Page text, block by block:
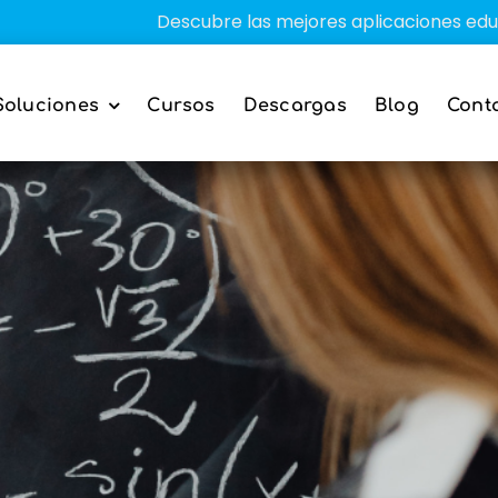
Descubre las mejores aplicaciones educativas
Cursos Descargas Blog